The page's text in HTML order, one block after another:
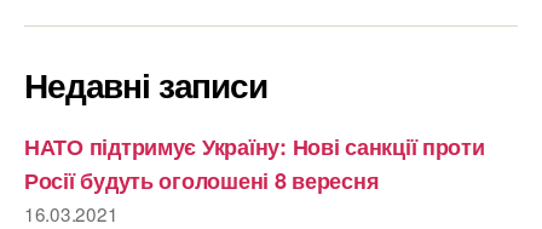
Недавні записи
НАТО підтримує Україну: Нові санкції проти
Росії будуть оголошені 8 вересня
16.03.2021